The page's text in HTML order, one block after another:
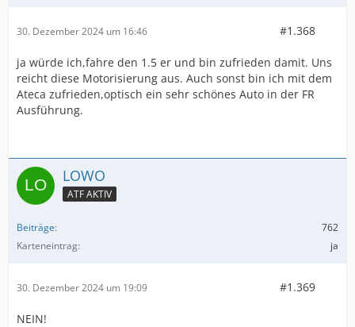
30. Dezember 2024 um 16:46 #1.368
ja würde ich,fahre den 1.5 er und bin zufrieden damit. Uns
reicht diese Motorisierung aus. Auch sonst bin ich mit dem
Ateca zufrieden,optisch ein sehr schönes Auto in der FR
Ausführung.
LOWO
ATF AKTIV
Beiträge
762
Karteneintrag
ja
30. Dezember 2024 um 19:09 #1.369
NEIN!